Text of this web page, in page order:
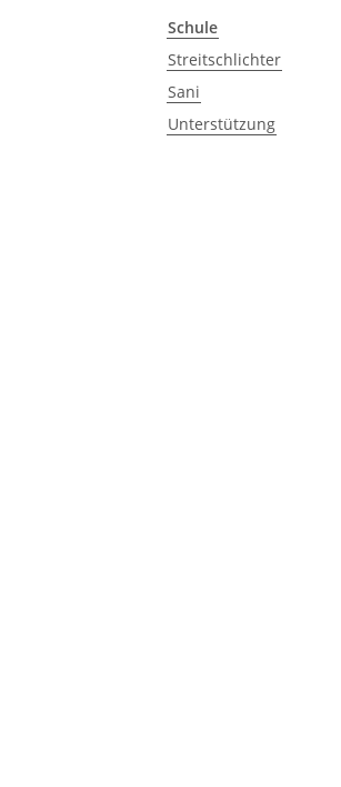
Schule
Streitschlichter
Sani
Unterstützung